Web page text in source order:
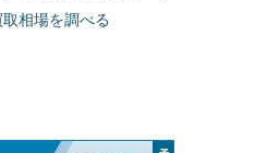
相場を調べる